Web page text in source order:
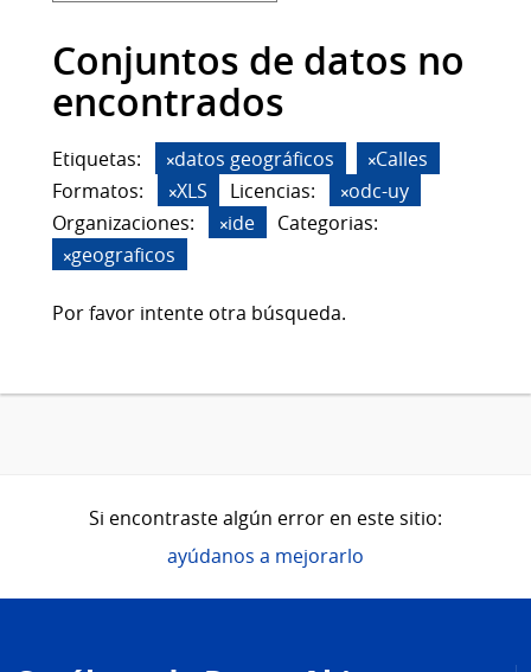
Conjuntos de datos no
encontrados
Etiquetas: datos geográficos
Calles
Formatos:
XLS Licencias:
odc-uy
Organizaciones:
ide
Categorias:
geograficos
Por favor intente otra búsqueda.
Si encontraste algún error en este sitio:
ayúdanos a mejorarlo
de